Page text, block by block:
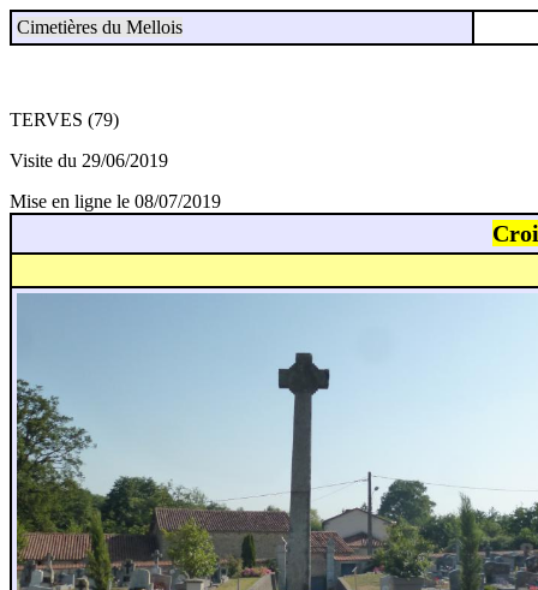
Cimetières du Mellois
TERVES (79)
Visite du 29/06/2019
Mise en ligne le 08/07/2019